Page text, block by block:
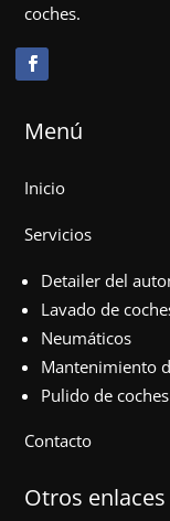
coches.
Menú
Inicio
Servicios
Detailer del
Lavado de
Neumáticos
Mantenimiento
Pulido de coches
Contacto
Otros